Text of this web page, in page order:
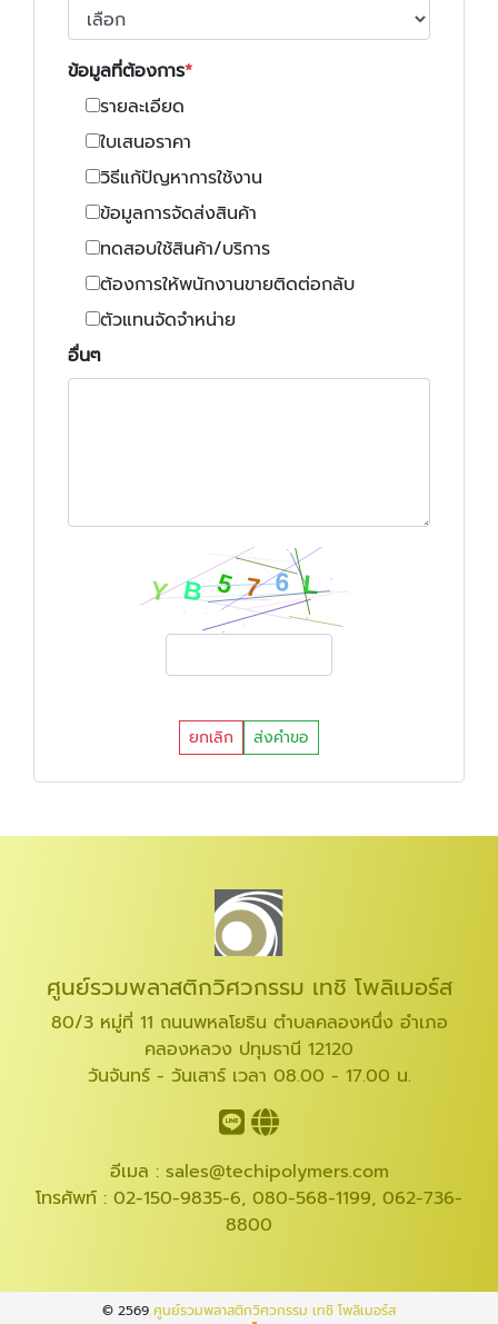
ข้อมูลที่ต้องการ
รายละเอียด
ใบเสนอราคา
วิธีแก้ปัญหาการใช้งาน
ข้อมูลการจัดส่งสินค้า
ทดสอบใช้สินค้า/บริการ
ต้องการให้พนักงานขายติดต่อกลับ
ตัวแทนจัดจำหน่าย
อื่นๆ
ยกเลิก ส่งคำขอ
ศูนย์รวมพลาสติกวิศวกรรม เทชิ โพลิเมอร์ส
80/3 หมู่ที่ 11 ถนนพหลโยธิน ตำบลคลองหนึ่ง อำเภอ
คลองหลวง ปทุมธานี 12120
วันจันทร์ - วันเสาร์ เวลา 08.00 - 17.00 น.
อีเมล : sales@techipolymers.com
โทรศัพท์ : 02-150-9835-6, 080-568-1199, 062-736-
8800
© 2569 ศูนย์รวมพลาสติกวิศวกรรม เทชิ โพลิเมอร์ส